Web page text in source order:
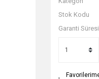
Stok Kodu
Garanti Süresi